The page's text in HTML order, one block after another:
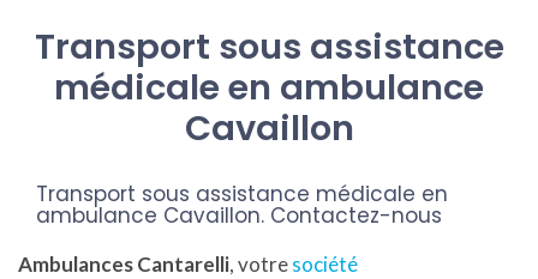
Transport sous assistance
médicale en ambulance
Cavaillon
Transport sous assistance médicale en
ambulance Cavaillon. Contactez-nous
Ambulances Cantarelli, votresociété